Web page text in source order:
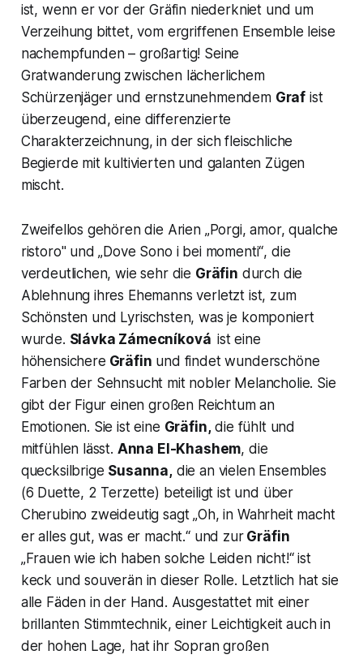
ist, wenn er vor der Gräfin niederkniet und um
Verzeihung bittet, vom ergriffenen Ensemble leise
nachempfunden – großartig! Seine
Gratwanderung zwischen lächerlichem
Schürzenjäger und ernstzunehmendem Graf ist
überzeugend, eine differenzierte
Charakterzeichnung, in der sich fleischliche
Begierde mit kultivierten und galanten Zügen
mischt.
Zweifellos gehören die Arien „Porgi, amor, qualche
ristoro"und „Dove Sono i bei momenti“, die
verdeutlichen, wie sehr die Gräfin durch die
Ablehnung ihres Ehemanns verletzt ist, zum
Schönsten und Lyrischsten, was je komponiert
wurde. Slávka Zámecníkováist eine
höhensichere Gräfin und findet wunderschöne
Farben der Sehnsucht mit nobler Melancholie. Sie
gibt der Figur einen großen Reichtum an
Emotionen. Sie ist eine Gräfin,die fühlt und
mitfühlen lässt. Anna El-Khashem, die
quecksilbrige Susanna,die an vielen Ensembles
(6 Duette, 2 Terzette) beteiligt ist und über
Cherubino zweideutig sagt „Oh, in Wahrheit macht
er alles gut, was er macht.“und zurGräfin
„Frauen wie ich haben solche Leiden nicht!“ist
keck und souverän in dieser Rolle. Letztlich hat sie
alle Fäden in der Hand. Ausgestattet mit einer
brillanten Stimmtechnik, einer Leichtigkeit auch in
der hohen Lage, hat ihr Sopran großen